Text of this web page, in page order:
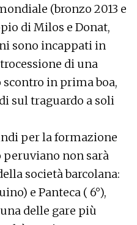
(bronzo 2013 e
di Milos e Donat,
sono incappati in
di una
scontro in prima boa,
sul traguardo a soli
per la formazione
peruviano non sarà
società barcolana:
e Panteca ( 6°),
delle gare più